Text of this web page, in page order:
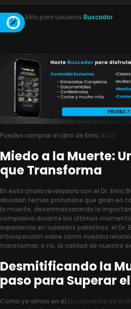
Sólo para usuarios Buscador
Puedes comprar el Libro de Enric AQUI
Miedo a la Muerte:
que Transforma
En esta charla reveladora con el Dr. Enric
abordan temas profundos que giran en
la muerte, desenmascarando la
compasiva durante los últimos
experiencia en cuidados paliativos, el Dr.
introspección sobre cómo nuestra
transformar, o no, la calidad de nuestra
Desmitificando la
paso para Superar
Como ya vimos en el Documental de la